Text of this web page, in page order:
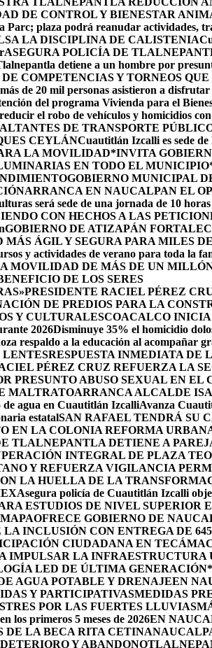
DE CONTROL Y BIENESTAR
Parc; plaza podrá reanudar actividades,
LA DISCIPLINA DE CALISTENIA
ASEGURA POLICÍA DE
detiene a un hombre por
COMPETENCIAS Y TORNEOS
de 20 mil personas asistieron a disfrutar
del programa Vivienda para el
el robo de vehículos y homicidios
DE TRANSPORTE
CEYLÁNCuautitlán Izcalli es sede de
LA MOVILIDAD*INVITA
EN TODO EL
GOBIERNO MUNICIPAL
ARRANCA EN NAUCALPAN EL
será sede de una jornada de 10
CON HECHOS A LAS
GOBIERNO DE ATIZAPÁN
ÁGIL Y SEGURA PARA MILES
y actividades de verano para toda la
MOVILIDAD DE MÁS DE UN
DE LOS SERES
PRESIDENTE RACIEL PÉREZ
DE PREDIOS PARA LA
Y CULTURALESCOACALCO INICIA
2026Disminuye 35% el homicidio
respaldo a la educación al acompañar
LENTESRESPUESTA INMEDIATA DE
PÉREZ CRUZ REFUERZA LA
PRESUNTO ABUSO SEXUAL EN EL
MALTRATOARRANCA ALCALDE
agua en Cuautitlán IzcalliAvanza
estatalSAN RAFAEL TENDRÁ SU
EN LA COLONIA REFORMA
TLALNEPANTLA DETIENE A
INTEGRAL DE PLAZA
Y REFUERZA VIGILANCIA
LA HUELLA DE LA
Asegura policía de Cuautitlán Izcalli
ESTUDIOS DE NIVEL SUPERIOR
OFRECE GOBIERNO DE
INCLUSIÓN CON ENTREGA DE
CIUDADANA EN
IMPULSAR LA INFRAESTRUCTURA
LED DE ÚLTIMA GENERACIÓN*
AGUA POTABLE Y DRENAJEEN
Y PARTICIPATIVASMEDIDAS
POR LAS FUERTES LLUVIAS
los primeros 5 meses de 2026EN
DE LA BECA RITA CETINA
Y ABANDONO